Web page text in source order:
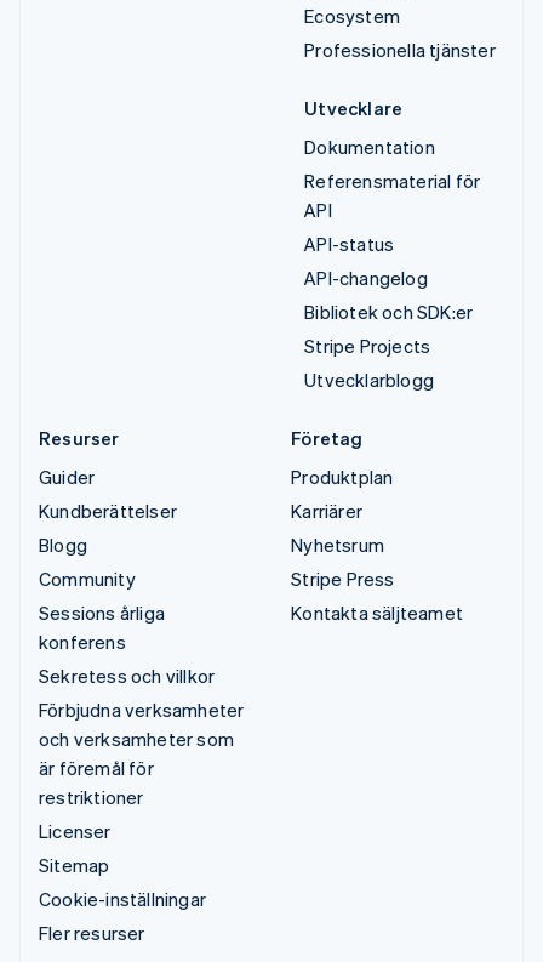
Ecosystem
Professionella tjänster
Utvecklare
Dokumentation
Referensmaterial för
API
API-status
API-changelog
Bibliotek och SDK:er
Stripe Projects
Utvecklarblogg
Resurser
Guider
Kundberättelser
Blogg
Community
Sessions årliga
konferens
Sekretess och villkor
Förbjudna verksamheter
och verksamheter som
är föremål för
restriktioner
Licenser
Sitemap
Cookie-inställningar
Fler resurser
Företag
Produktplan
Karriärer
Nyhetsrum
Stripe Press
Kontakta säljteamet